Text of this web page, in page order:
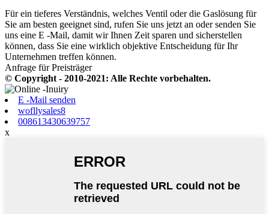
Für ein tieferes Verständnis, welches Ventil oder die Gaslösung für
Sie am besten geeignet sind, rufen Sie uns jetzt an oder senden Sie
uns eine E -Mail, damit wir Ihnen Zeit sparen und sicherstellen
können, dass Sie eine wirklich objektive Entscheidung für Ihr
Unternehmen treffen können.
Anfrage für Preisträger
© Copyright - 2010-2021: Alle Rechte vorbehalten.
E -Mail senden
wofllysales8
008613430639757
x